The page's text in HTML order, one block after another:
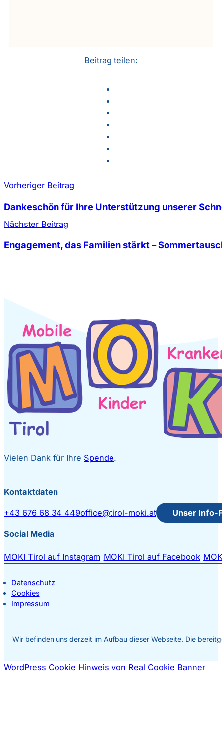
Beitrag teilen:
Vorheriger Beitrag
Dankeschön für Ihre Unterstützung unserer
Nächster Beitrag
Engagement, das Familien stärkt –
Vielen Dank für Ihre Spende.
Kontaktdaten
+43 676 68 34 449office@tirol-moki.at Unser Info-
Social Media
MOKI Tirol auf Instagram MOKI Tirol auf Facebook
Datenschutz
Cookies
Impressum
Wir befinden uns derzeit im Aufbau dieser Webseite. Die
WordPress Cookie Hinweis von Real Cookie Banner